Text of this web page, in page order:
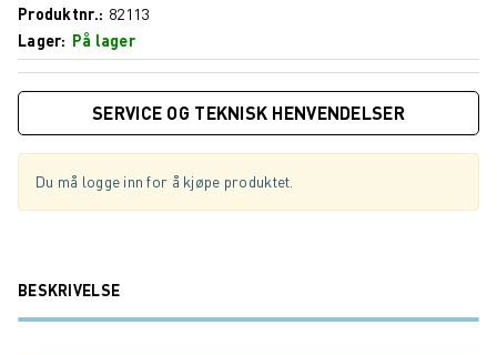
Produktnr.
82113
Lager
På lager
SERVICE OG TEKNISK HENVENDELSER
Du må logge inn for å kjøpe produktet.
BESKRIVELSE